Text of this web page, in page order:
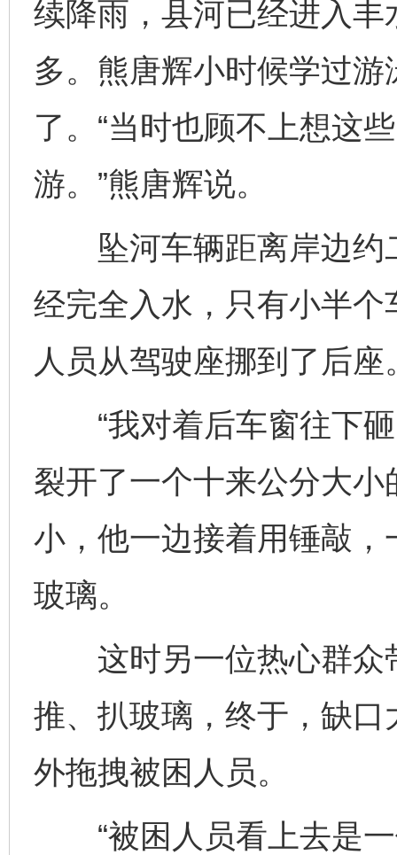
续降雨，县河已经进入
多。熊唐辉小时候学过
了。“当时也顾不上想这
游。”熊唐辉说。
坠河车辆距离岸边约
经完全入水，只有小半
人员从驾驶座挪到了后座
“我对着后车窗往下砸
裂开了一个十来公分大
小，他一边接着用锤敲
玻璃。
这时另一位热心群众
推、扒玻璃，终于，缺
外拖拽被困人员。
“被困人员看上去是一